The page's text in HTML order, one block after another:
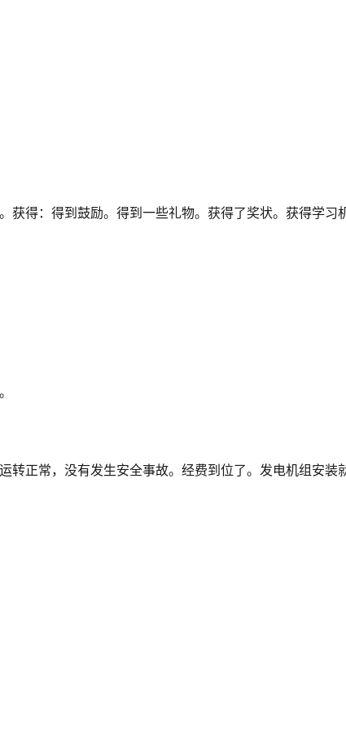
获得：得到鼓励。 得到一些礼物。 获得了奖状。 获得学习
转正常，没有发生安全事故。 经费到位了。 发电机组安装